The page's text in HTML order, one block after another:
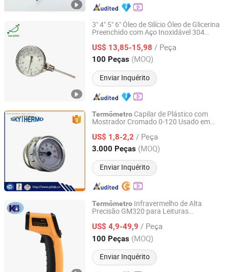
3" 4" 5" 6" Óleo de Silício Óleo de Glicerina
Preenchido com Aço Inoxidável 304
US$ 13,85-15,98 / Peça
100 Peças (MOQ)
Enviar Inquérito
Shanghai Qualitywell Industrial Co., Ltd.
Shanghai, China Desde 2023
Termômetro Capilar de Plástico com
Mostrador Cromado 0-120 Usado em
US$ 1,8-2,2 / Peça
3.000 Peças (MOQ)
Enviar Inquérito
Ningbo Skythermo Instrument Co., Ltd.
Zhejiang, China Desde 2022
Termômetro Infravermelho de Alta
Precisão GM320 para Leituras
US$ 4,9-49,9 / Peça
100 Peças (MOQ)
Enviar Inquérito
Changzhou KB Instruments & Meter Co., Ltd.
Jiangsu, China Desde 2016